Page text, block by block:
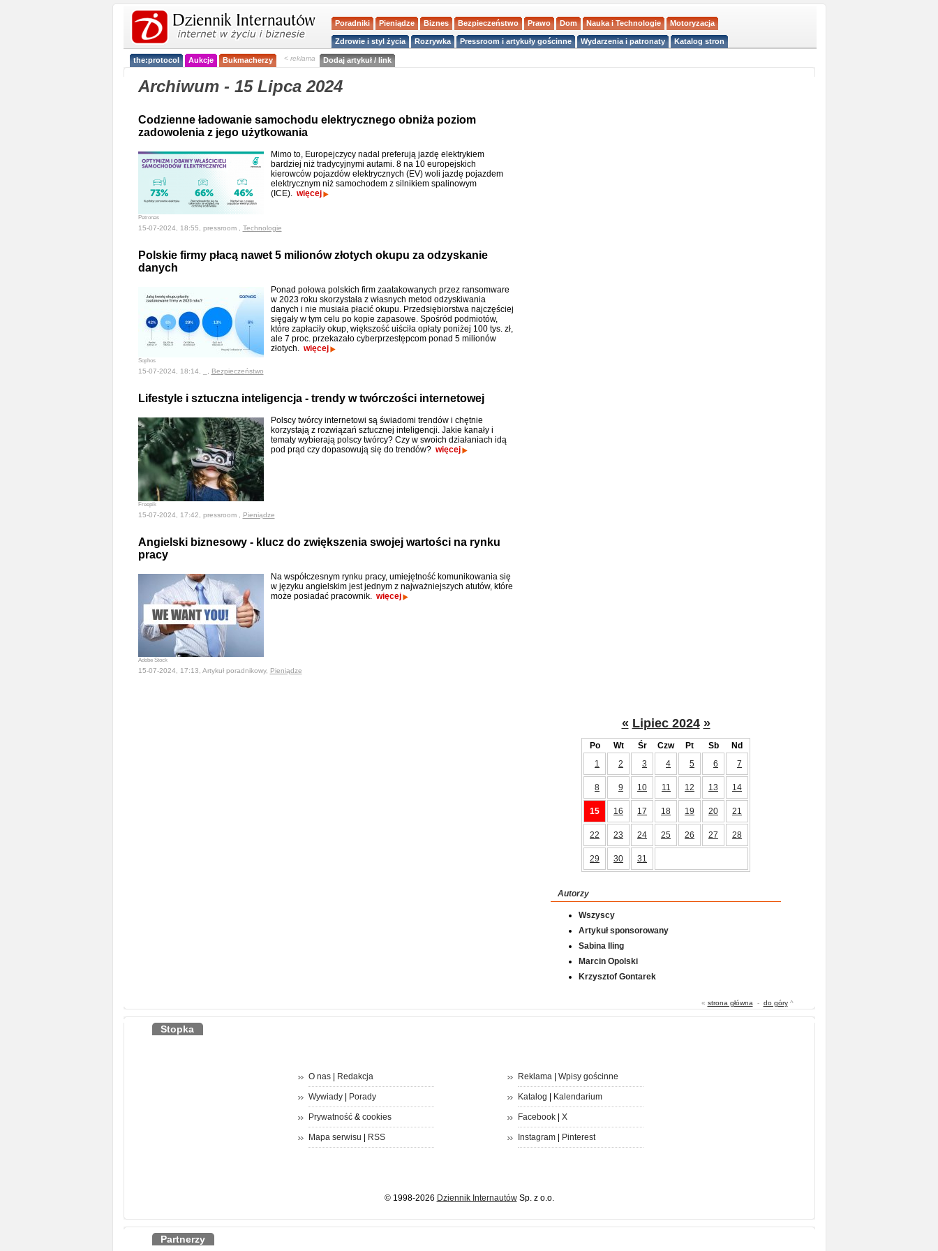
Poradniki Pieniądze Biznes Bezpieczeństwo Prawo Dom Nauka i Technologie Motoryzacja
Zdrowie i styl życia Rozrywka Pressroom i artykuły gościnne Wydarzenia i patronaty Katalog stron
the:protocol Aukcje Bukmacherzy < reklama Dodaj artykuł / link
Archiwum - 15 Lipca 2024
Codzienne ładowanie samochodu elektrycznego obniża poziom
zadowolenia z jego użytkowania
Petronas
Mimo to, Europejczycy nadal preferują jazdę elektrykiem
bardziej niż tradycyjnymi autami. 8 na 10 europejskich
kierowców pojazdów elektrycznych (EV) woli jazdę pojazdem
elektrycznym niż samochodem z silnikiem spalinowym
(ICE). więcej
15-07-2024, 18:55, pressroom , Technologie
Polskie firmy płacą nawet 5 milionów złotych okupu za odzyskanie
danych
Sophos
Ponad połowa polskich firm zaatakowanych przez ransomware
w 2023 roku skorzystała z własnych metod odzyskiwania
danych i nie musiała płacić okupu. Przedsiębiorstwa najczęściej
sięgały w tym celu po kopie zapasowe. Spośród podmiotów,
które zapłaciły okup, większość uiściła opłaty poniżej 100 tys. zł,
ale 7 proc. przekazało cyberprzestępcom ponad 5 milionów
złotych. więcej
15-07-2024, 18:14, _, Bezpieczeństwo
Lifestyle i sztuczna inteligencja - trendy w twórczości internetowej
Freepik
Polscy twórcy internetowi są świadomi trendów i chętnie
korzystają z rozwiązań sztucznej inteligencji. Jakie kanały i
tematy wybierają polscy twórcy? Czy w swoich działaniach idą
pod prąd czy dopasowują się do trendów? więcej
15-07-2024, 17:42, pressroom , Pieniądze
Angielski biznesowy - klucz do zwiększenia swojej wartości na rynku
pracy
Adobe Stock
Na współczesnym rynku pracy, umiejętność komunikowania się
w języku angielskim jest jednym z najważniejszych atutów, które
może posiadać pracownik. więcej
15-07-2024, 17:13, Artykuł poradnikowy, Pieniądze
« Lipiec 2024 »
Po Wt Śr Czw Pt Sb
Nd
1
2 3 4 5 6 7
8 9 10 11 12 13 14
15 16 17 18 19 20 21
22 23 24 25 26 27 28
29 30 31
Autorzy
Wszyscy
Artykuł sponsorowany
Sabina Iling
Marcin Opolski
Krzysztof Gontarek
« strona główna - do góry^
Stopka
O nas| Redakcja
Wywiady| Porady
Prywatność& cookies
Mapa serwisu RSS
Reklama| Wpisy gościnne
Katalog Kalendarium
Facebook| X
Instagram| Pinterest
© 1998-2026 Dziennik InternautówSp. z o.o.
Partnerzy